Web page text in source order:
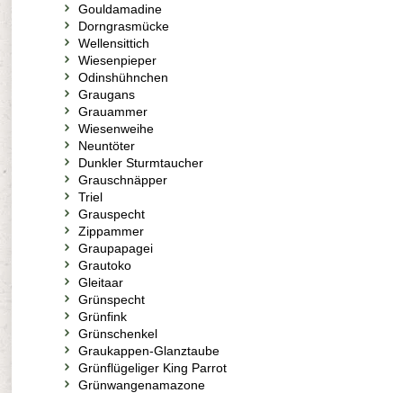
Gouldamadine
Dorngrasmücke
Wellensittich
Wiesenpieper
Odinshühnchen
Graugans
Grauammer
Wiesenweihe
Neuntöter
Dunkler Sturmtaucher
Grauschnäpper
Triel
Grauspecht
Zippammer
Graupapagei
Grautoko
Gleitaar
Grünspecht
Grünfink
Grünschenkel
Graukappen-Glanztaube
Grünflügeliger King Parrot
Grünwangenamazone